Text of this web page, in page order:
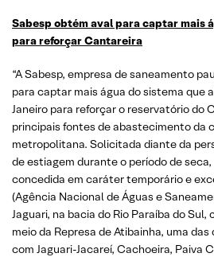
Sabesp obtém aval para captar mais
para reforçar Cantareira
“A Sabesp, empresa de saneamento
para captar mais água do sistema que
Janeiro para reforçar o reservatório do
principais fontes de abastecimento da
metropolitana. Solicitada diante da
de estiagem durante o período de
concedida em caráter temporário e
(Agência Nacional de Águas e
Jaguari, na bacia do Rio Paraíba do
meio da Represa de Atibainha, uma
com Jaguari-Jacareí, Cachoeira, Paiva